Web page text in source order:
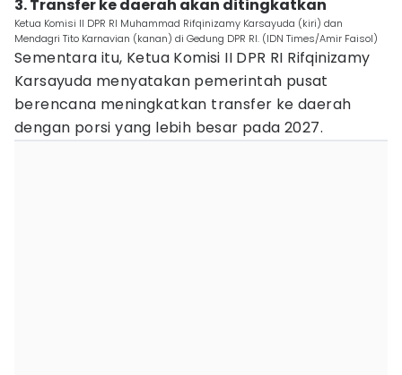
3. Transfer ke daerah akan ditingkatkan
Ketua Komisi II DPR RI Muhammad Rifqinizamy Karsayuda (kiri) dan
Mendagri Tito Karnavian (kanan) di Gedung DPR RI. (IDN Times/Amir Faisol)
Sementara itu, Ketua Komisi II DPR RI Rifqinizamy
Karsayuda menyatakan pemerintah pusat
berencana meningkatkan transfer ke daerah
dengan porsi yang lebih besar pada 2027.